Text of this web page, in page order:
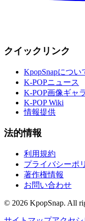
クイックリンク
KpopSnapについ
K-POPニュース
K-POP画像ギャ
K-POP Wiki
情報提供
法的情報
利用規約
プライバシーポ
著作権情報
お問い合わせ
© 2026 KpopSnap. All